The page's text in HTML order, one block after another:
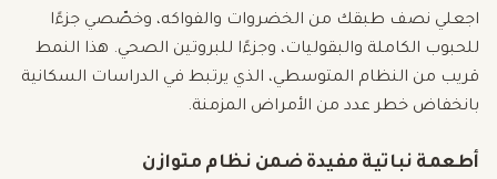
اجعلي نصف طبقك من الخضروات والفواكه، وخصّصي جزءًا
للحبوب الكاملة والبقوليات، وجزءًا للبروتين الصحي. هذا النمط
قريب من النظام المتوسطي، الذي يرتبط في الدراسات السكانية
بانخفاض خطر عدد من الأمراض المزمنة.
أطعمة نباتية مفيدة ضمن نظام متوازن